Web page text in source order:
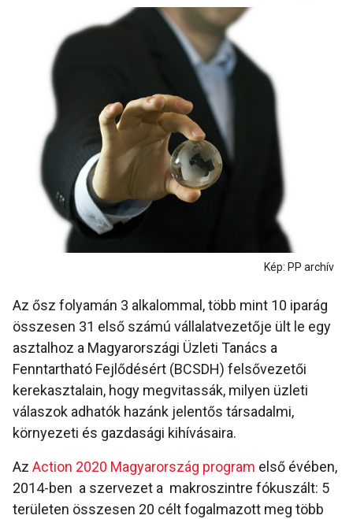
Kép: PP archív
Az ősz folyamán 3 alkalommal, több mint 10 iparág
összesen 31 első számú vállalatvezetője ült le egy
asztalhoz a Magyarországi Üzleti Tanács a
Fenntartható Fejlődésért (BCSDH) felsővezetői
kerekasztalain, hogy megvitassák, milyen üzleti
válaszok adhatók hazánk jelentős társadalmi,
környezeti és gazdasági kihívásaira.
Az Action 2020 Magyarország program első évében,
2014-ben a szervezet a makroszintre fókuszált: 5
területen összesen 20 célt fogalmazott meg több